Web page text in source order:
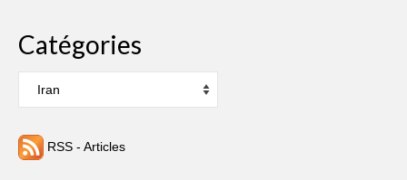
Catégories
RSS - Articles